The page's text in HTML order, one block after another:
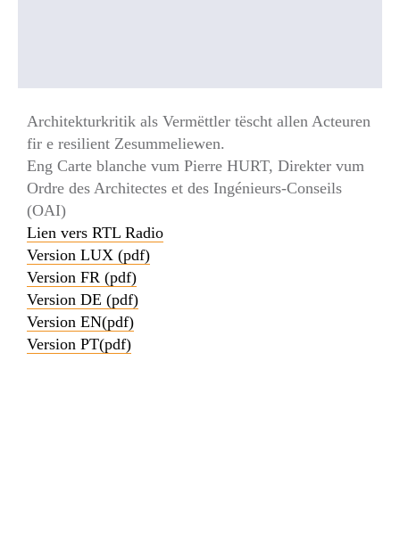
Architekturkritik als Vermëttler tëscht allen Acteuren
fir e resilient Zesummeliewen.
Eng Carte blanche vum Pierre HURT, Direkter vum
Ordre des Architectes et des Ingénieurs-Conseils
(OAI)
Lien vers RTL Radio
Version LUX (pdf)
Version FR (pdf)
Version DE (pdf)
Version EN(pdf)
Version PT(pdf)